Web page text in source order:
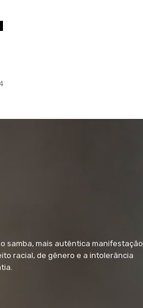
samba, mais autêntica manifestação
racial, de gênero e a intolerância